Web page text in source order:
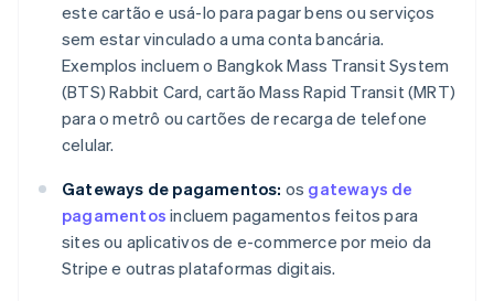
este cartão e usá-lo para pagar bens ou serviços
sem estar vinculado a uma conta bancária.
Exemplos incluem o Bangkok Mass Transit System
(BTS) Rabbit Card, cartão Mass Rapid Transit (MRT)
para o metrô ou cartões de recarga de telefone
celular.
Gateways de pagamentos: os gateways de
pagamentos incluem pagamentos feitos para
sites ou aplicativos de e-commerce por meio da
Stripe e outras plataformas digitais.